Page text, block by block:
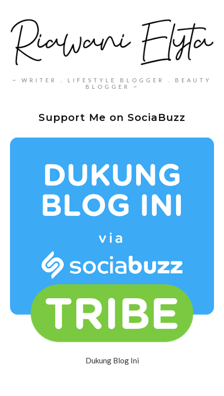
~ WRITER . LIFESTYLE BLOGGER . BEAUTY
BLOGGER ~
Support Me on SociaBuzz
Dukung Blog Ini